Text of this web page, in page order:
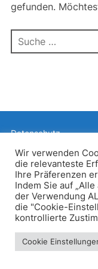
gefunden.
Suchen
nach:
Datenschutz
Inspiro
Wir verwenden
die relevanteste
Ihre Präferenzen
Indem Sie auf
der Verwendung
die "Cookie-
kontrollierte
Cookie